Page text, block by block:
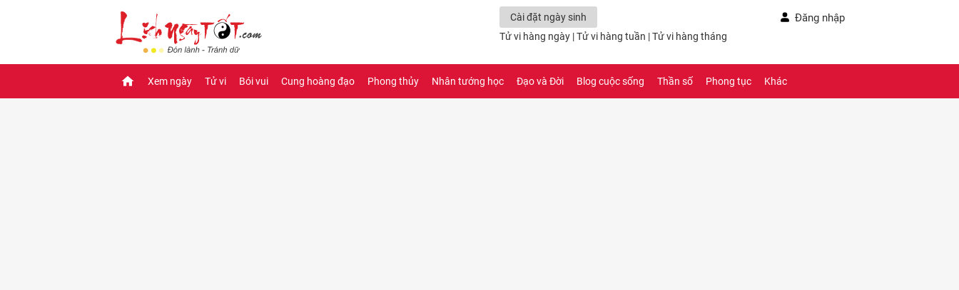
Cài đặt ngày sinh Đăng nhập
Tử vi hàng ngày |Tử vi hàng tuần |Tử vi hàng tháng
Xem ngày Tử vi Bói vui Cung hoàng đạo Phong thủy Nhân tướng học Đạo và Đời Blog cuộc sống Thần số Phong tục Khác